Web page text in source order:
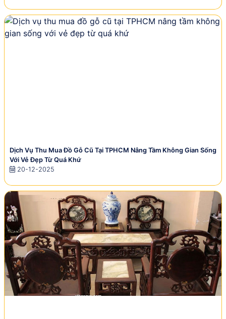
Dịch Vụ Thu Mua Đồ Gỗ Cũ Tại TPHCM Nâng Tầm Không Gian Sống
Với Vẻ Đẹp Từ Quá Khứ
20-12-2025